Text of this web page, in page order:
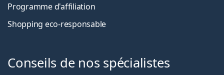
Programme d'affiliation
Shopping eco-responsable
Conseils de nos spécialistes